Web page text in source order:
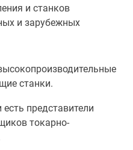
и станков
и зарубежных
станки.
представители
токарно-